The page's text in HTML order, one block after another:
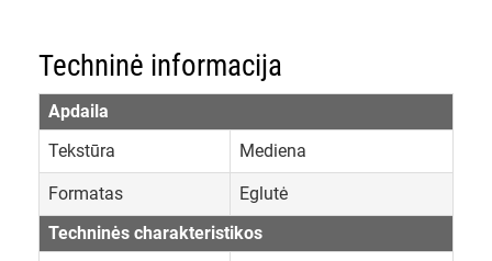
Techninė informacija
Apdaila
Tekstūra
Mediena
Formatas
Eglutė
Techninės charakteristikos